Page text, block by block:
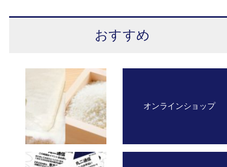
おすすめ
オンラインショップ